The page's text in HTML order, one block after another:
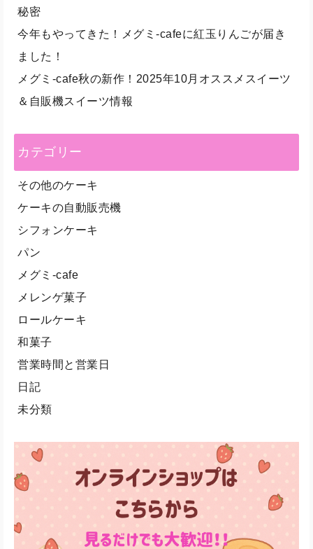
秘密
今年もやってきた！メグミ-cafeに紅玉りんごが届き
ました！
メグミ-cafe秋の新作！2025年10月オススメスイーツ
＆自販機スイーツ情報
カテゴリー
その他のケーキ
ケーキの自動販売機
シフォンケーキ
パン
メグミ-cafe
メレンゲ菓子
ロールケーキ
和菓子
営業時間と営業日
日記
未分類